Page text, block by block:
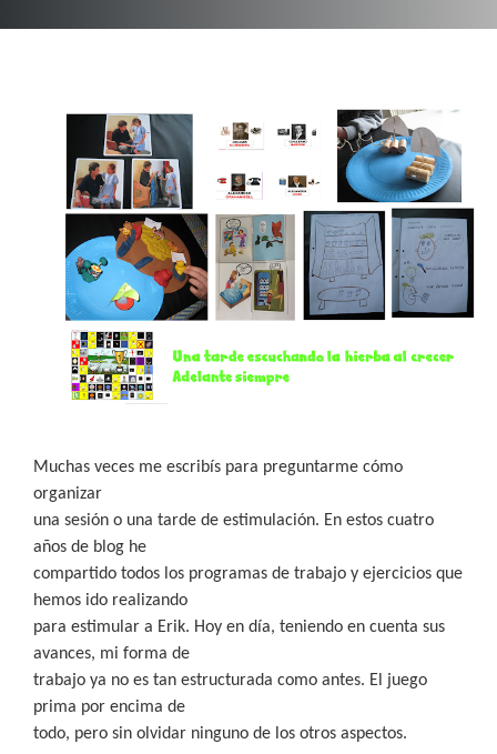
Muchas veces me escribís para preguntarme cómo
organizar
una sesión o una tarde de estimulación. En estos cuatro
años de blog he
compartido todos los programas de trabajo y ejercicios que
hemos ido realizando
para estimular a Erik. Hoy en día, teniendo en cuenta sus
avances, mi forma de
trabajo ya no es tan estructurada como antes. El juego
prima por encima de
todo, pero sin olvidar ninguno de los otros aspectos.